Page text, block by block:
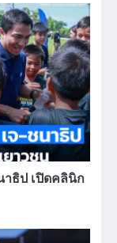
าธิป เปิดคลินิก